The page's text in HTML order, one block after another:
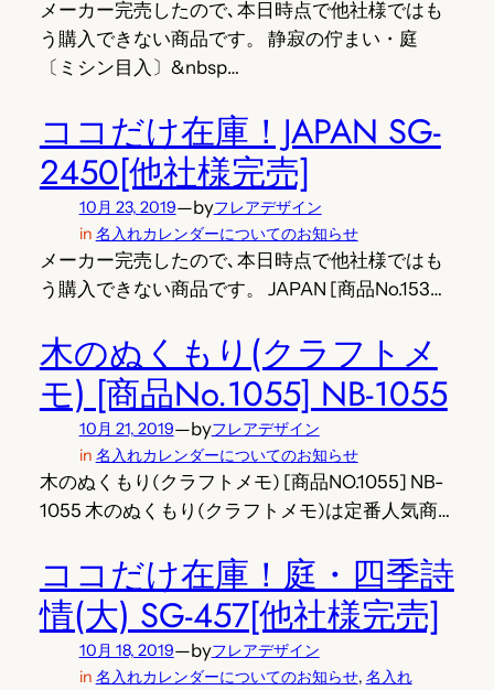
メーカー完売したので､本日時点で他社様ではも
う購入できない商品です。 静寂の佇まい・庭
〔ミシン目入〕&nbsp…
ココだけ在庫！JAPAN SG-
2450[他社様完売]
10月 23, 2019—byフレアデザイン
in 名入れカレンダーについてのお知らせ
メーカー完売したので､本日時点で他社様ではも
う購入できない商品です。 JAPAN [商品No.153…
木のぬくもり(クラフトメ
モ) [商品No.1055] NB-1055
10月 21, 2019—byフレアデザイン
in 名入れカレンダーについてのお知らせ
木のぬくもり(クラフトメモ) [商品NO.1055] NB-
1055 木のぬくもり(クラフトメモ)は定番人気商…
ココだけ在庫！庭・四季詩
情(大) SG-457[他社様完売]
10月 18, 2019—byフレアデザイン
in 名入れカレンダーについてのお知らせ, 名入れ